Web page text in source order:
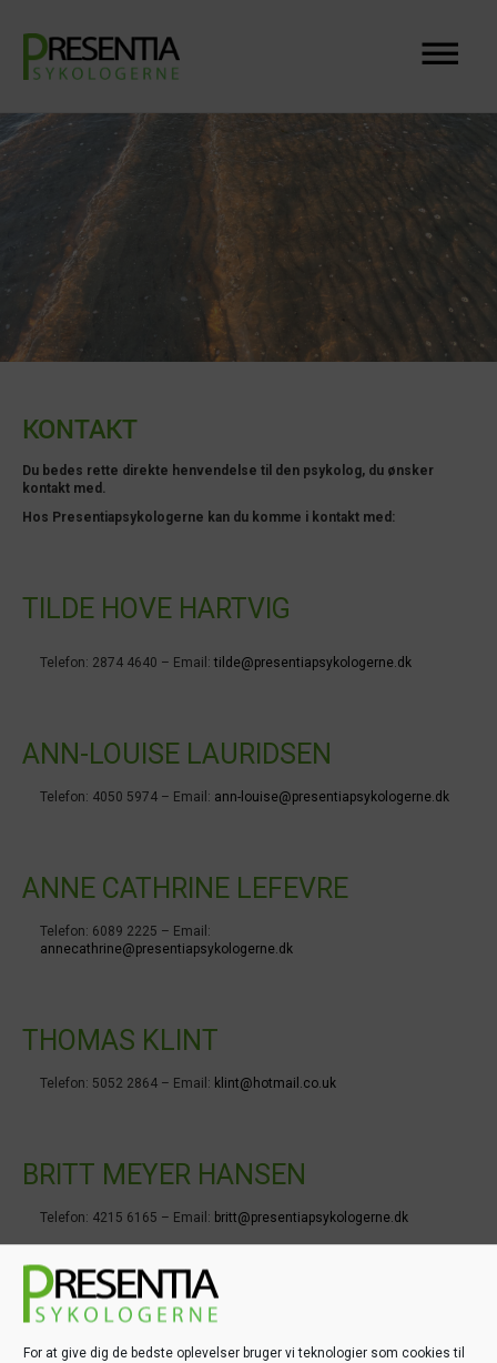
For at give dig de bedste oplevelser bruger vi teknologier som cookies til
KONTAKT
Du bedes rette direkte henvendelse til den psykolog, du ønsker
kontakt med.
Hos Presentiapsykologerne kan du komme i kontakt med:
TILDE HOVE HARTVIG
Telefon: 2874 4640 – Email: tilde@presentiapsykologerne.dk
ANN-LOUISE LAURIDSEN
Telefon: 4050 5974 – Email: ann-louise@presentiapsykologerne.dk
ANNE CATHRINE LEFEVRE
Telefon: 6089 2225 – Email:
annecathrine@presentiapsykologerne.dk
THOMAS KLINT
Telefon: 5052 2864 – Email: klint@hotmail.co.uk
BRITT MEYER HANSEN
Telefon: 4215 6165 – Email: britt@presentiapsykologerne.dk
DIDDE DYNESEN
Telefon: 2834 2484 – Email:didde@presentiapsykologerne.dk